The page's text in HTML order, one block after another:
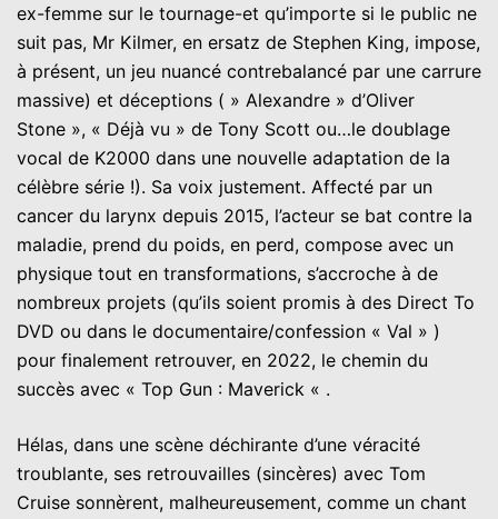
ex-femme sur le tournage-et qu’importe si le public ne
suit pas, Mr Kilmer, en ersatz de Stephen King, impose,
à présent, un jeu nuancé contrebalancé par une carrure
massive) et déceptions ( » Alexandre » d’Oliver
Stone », « Déjà vu » de Tony Scott ou…le doublage
vocal de K2000 dans une nouvelle adaptation de la
célèbre série !). Sa voix justement. Affecté par un
cancer du larynx depuis 2015, l’acteur se bat contre la
maladie, prend du poids, en perd, compose avec un
physique tout en transformations, s’accroche à de
nombreux projets (qu’ils soient promis à des Direct To
DVD ou dans le documentaire/confession « Val » )
pour finalement retrouver, en 2022, le chemin du
succès avec « Top Gun : Maverick « .
Hélas, dans une scène déchirante d’une véracité
troublante, ses retrouvailles (sincères) avec Tom
Cruise sonnèrent, malheureusement, comme un chant